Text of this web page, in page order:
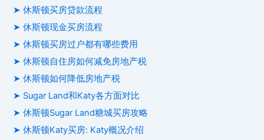
➤ 休斯顿买房贷款流程
➤ 休斯顿现金买房流程
➤ 休斯顿买房过户都有哪些费用
➤ 休斯顿自住房如何减免房地产税
➤ 休斯顿如何降低房地产税
➤ Sugar Land和Katy各方面对比
➤ 休斯顿Sugar Land糖城买房攻略
➤ 休斯顿Katy买房: Katy概况介绍